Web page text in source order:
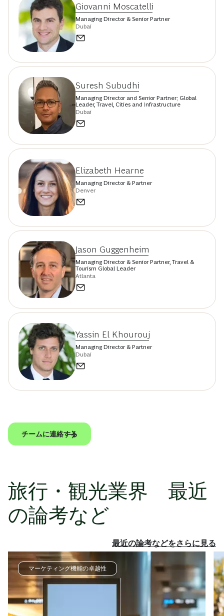
Giovanni Moscatelli
Managing Director & Senior Partner
Dubai
Suresh Subudhi
Managing Director and Senior Partner; Global
Leader, Travel, Cities and Infrastructure
Dubai
Elizabeth Hearne
Managing Director & Partner
Denver
Jason Guggenheim
Managing Director & Senior Partner, Travel &
Tourism Global Leader
Atlanta
Yassin El Khourouj
Managing Director & Partner
Dubai
チームに連絡する
旅行・観光業界 最近
の論考など
最近の論考などをさらに見る
マーケティング機能の卓越性